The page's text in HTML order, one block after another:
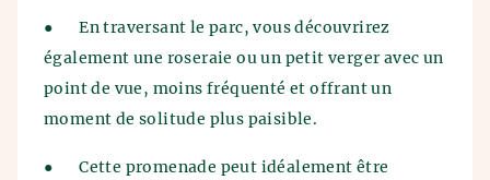
●
En traversant le parc, vous découvrirez
également une roseraie ou un petit verger avec un
point de vue, moins fréquenté et offrant un
moment de solitude plus paisible.
●
Cette promenade peut idéalement être